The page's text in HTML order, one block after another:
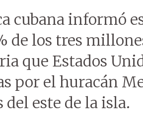
cubana informó
de los tres
que Estados
por el huracán
este de la isla.